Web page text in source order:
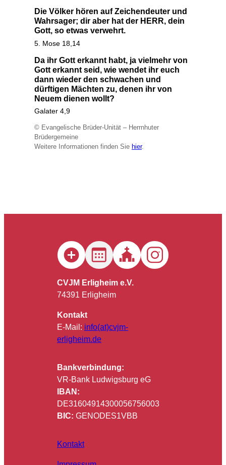
Die Völker hören auf Zeichendeuter und
Wahrsager; dir aber hat der HERR, dein
Gott, so etwas verwehrt.
5. Mose 18,14
Da ihr Gott erkannt habt, ja vielmehr von
Gott erkannt seid, wie wendet ihr euch
dann wieder den schwachen und
dürftigen Mächten zu, denen ihr von
Neuem dienen wollt?
Galater 4,9
© Evangelische Brüder-Unität – Herrnhuter
Brüdergemeine
Weitere Informationen finden Sie hier.
CVJM Erligheim e.V.
74391 Erligheim
Kontakt
E-Mail: info(at)cvjm-
erligheim.de
Bankverbindung:
VR-Bank Ludwigsburg eG
IBAN:
DE31604914300056756003
BIC: GENODES1VBB
Kontakt